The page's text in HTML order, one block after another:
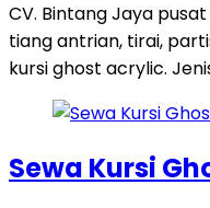
CV. Bintang Jaya
tiang antrian, tirai,
kursi ghost acrylic.
Sewa Kursi